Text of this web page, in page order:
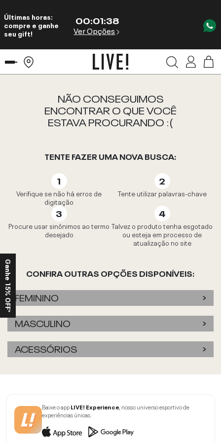
Últimas horas:
compre e ganhe
seu gift!
00:01:38
Ver Opções
NÃO CONSEGUIMOS
ENCONTRAR O QUE VOCÊ
ESTAVA PROCURANDO :(
TENTE FAZER UMA NOVA BUSCA:
Verifique se não há erros de
digitação
Tente utilizar palavras-chave
Procure usar sinônimos ao termo
desejado
Talvez o produto tenha esgotado
ou esteja em processo de
atualização no site
CONFIRA OUTRAS OPÇÕES DISPONÍVEIS:
FEMININO
MASCULINO
ACESSÓRIOS
Baixe o appLIVE! Experience, nosso universo esportivo de
experiências únicas.
Ganhe 15% OFF*